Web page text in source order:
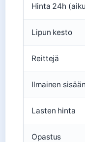
Hinta 24h
Lipun kesto
Reittejä
Ilmainen
Lasten hinta
Opastus